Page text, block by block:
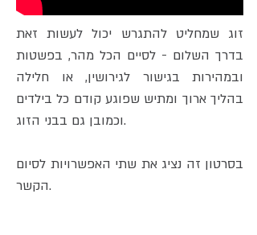
זוג שמחליט להתגרש יכול לעשות זאת
בדרך השלום - לסיים הכל מהר, בפשטות
ובמהירות בגישור לגירושין, או חלילה
בהליך ארוך ומתיש שפוגע קודם כל בילדים
וכמובן גם בבני הזוג.
בסרטון זה נציג את שתי האפשרויות לסיום
הקשר.